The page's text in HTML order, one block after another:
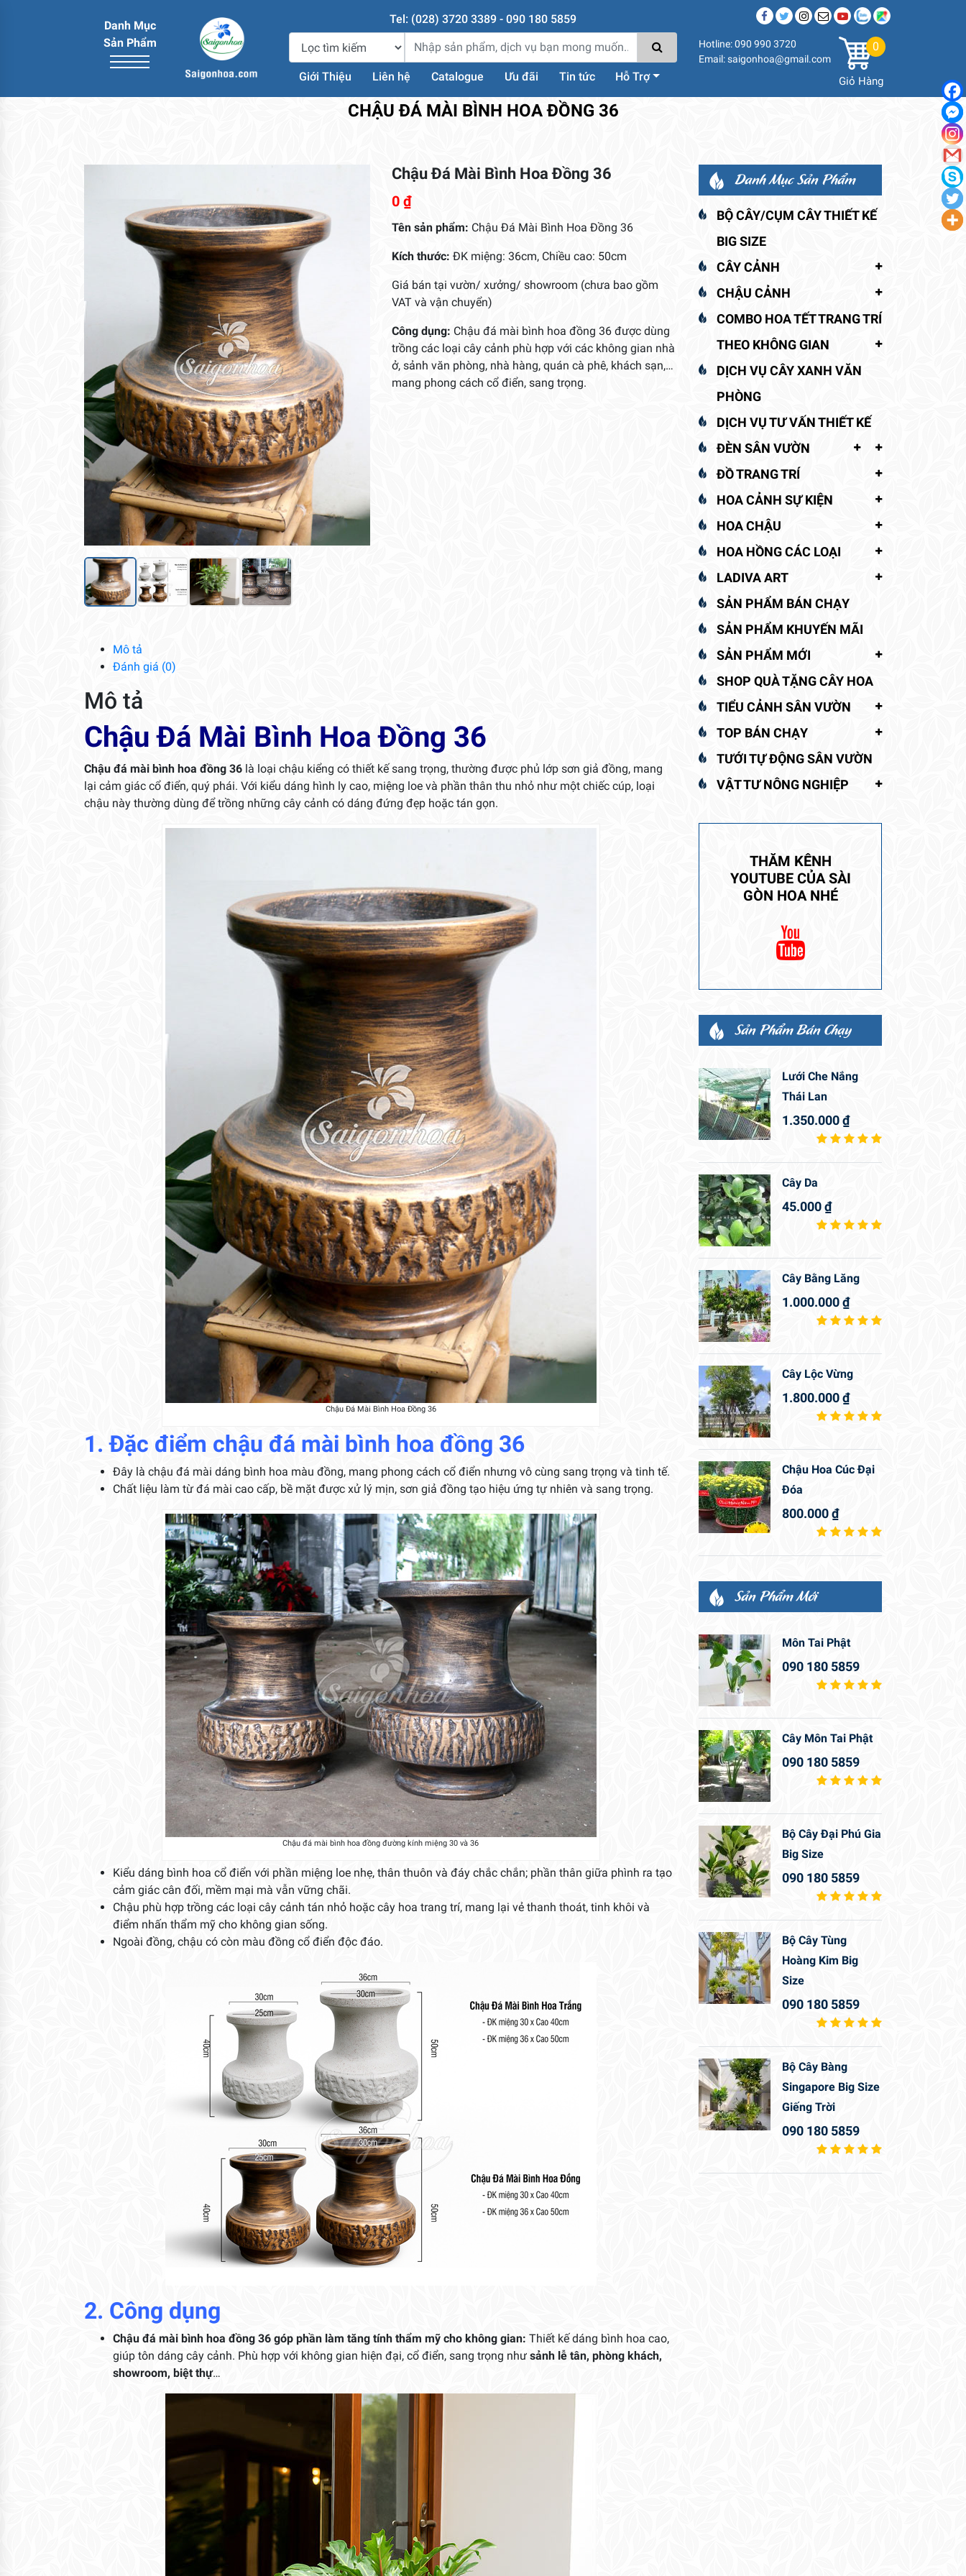
Danh Mục
Sản Phẩm
Tel: (028) 3720 3389 - 090 180 5859
Giới Thiệu Liên hệ Catalogue Ưu đãi Tin tức Hỗ Trợ
Hotline: 090 990 3720
Email: saigonhoa@gmail.com
0
Giỏ Hàng
CHẬU ĐÁ MÀI BÌNH HOA ĐỒNG 36
Chậu Đá Mài Bình Hoa Đồng 36
0 ₫
Tên sản phẩm: Chậu Đá Mài Bình Hoa Đồng 36
Kích thước: ĐK miệng: 36cm, Chiều cao: 50cm
Giá bán tại vườn/ xưởng/ showroom (chưa bao gồm
VAT và vận chuyển)
Công dụng: Chậu đá mài bình hoa đồng 36 được dùng
trồng các loại cây cảnh phù hợp với các không gian nhà
ở, sảnh văn phòng, nhà hàng, quán cà phê, khách sạn,…
mang phong cách cổ điển, sang trọng.
Mô tả
Đánh giá (0)
Mô tả
Chậu Đá Mài Bình Hoa Đồng 36
Chậu đá mài bình hoa đồng 36 là loại chậu kiểng có thiết kế sang trọng, thường được phủ lớp sơn giả đồng, mang
lại cảm giác cổ điển, quý phái. Với kiểu dáng hình ly cao, miệng loe và phần thân thu nhỏ như một chiếc cúp, loại
chậu này thường dùng để trồng những cây cảnh có dáng đứng đẹp hoặc tán gọn.
Chậu Đá Mài Bình Hoa Đồng 36
1. Đặc điểm chậu đá mài bình hoa đồng 36
Đây là chậu đá mài dáng bình hoa màu đồng, mang phong cách cổ điển nhưng vô cùng sang trọng và tinh tế.
Chất liệu làm từ đá mài cao cấp, bề mặt được xử lý mịn, sơn giả đồng tạo hiệu ứng tự nhiên và sang trọng.
Chậu đá mài bình hoa đồng đường kính miệng 30 và 36
Kiểu dáng bình hoa cổ điển với phần miệng loe nhẹ, thân thuôn và đáy chắc chắn; phần thân giữa phình ra tạo
cảm giác cân đối, mềm mại mà vẫn vững chãi.
Chậu phù hợp trồng các loại cây cảnh tán nhỏ hoặc cây hoa trang trí, mang lại vẻ thanh thoát, tinh khôi và
điểm nhấn thẩm mỹ cho không gian sống.
Ngoài đồng, chậu có còn màu đồng cổ điển độc đáo.
2. Công dụng
Chậu đá mài bình hoa đồng 36 góp phần làm tăng tính thẩm mỹ cho không gian: Thiết kế dáng bình hoa cao,
giúp tôn dáng cây cảnh. Phù hợp với không gian hiện đại, cổ điển, sang trọng như sảnh lễ tân, phòng khách,
showroom, biệt thự…
Danh Mục Sản Phẩm
BỘ CÂY/CỤM CÂY THIẾT KẾ
BIG SIZE
CÂY CẢNH
CHẬU CẢNH
COMBO HOA TẾT TRANG TRÍ
THEO KHÔNG GIAN
DỊCH VỤ CÂY XANH VĂN
PHÒNG
DỊCH VỤ TƯ VẤN THIẾT KẾ
ĐÈN SÂN VƯỜN
ĐỒ TRANG TRÍ
HOA CẢNH SỰ KIỆN
HOA CHẬU
HOA HỒNG CÁC LOẠI
LADIVA ART
SẢN PHẨM BÁN CHẠY
SẢN PHẨM KHUYẾN MÃI
SẢN PHẨM MỚI
SHOP QUÀ TẶNG CÂY HOA
TIỂU CẢNH SÂN VƯỜN
TOP BÁN CHẠY
TƯỚI TỰ ĐỘNG SÂN VƯỜN
VẬT TƯ NÔNG NGHIỆP
THĂM KÊNH
YOUTUBE CỦA SÀI
GÒN HOA NHÉ
Sản Phẩm Bán Chạy
Lưới Che Nắng
Thái Lan
1.350.000₫
Cây Da
45.000₫
Cây Bằng Lăng
1.000.000₫
Cây Lộc Vừng
1.800.000₫
Chậu Hoa Cúc Đại
Đóa
800.000₫
Sản Phẩm Mới
Môn Tai Phật
090 180 5859
Cây Môn Tai Phật
090 180 5859
Bộ Cây Đại Phú Gia
Big Size
090 180 5859
Bộ Cây Tùng
Hoàng Kim Big
Size
090 180 5859
Bộ Cây Bàng
Singapore Big Size
Giếng Trời
090 180 5859